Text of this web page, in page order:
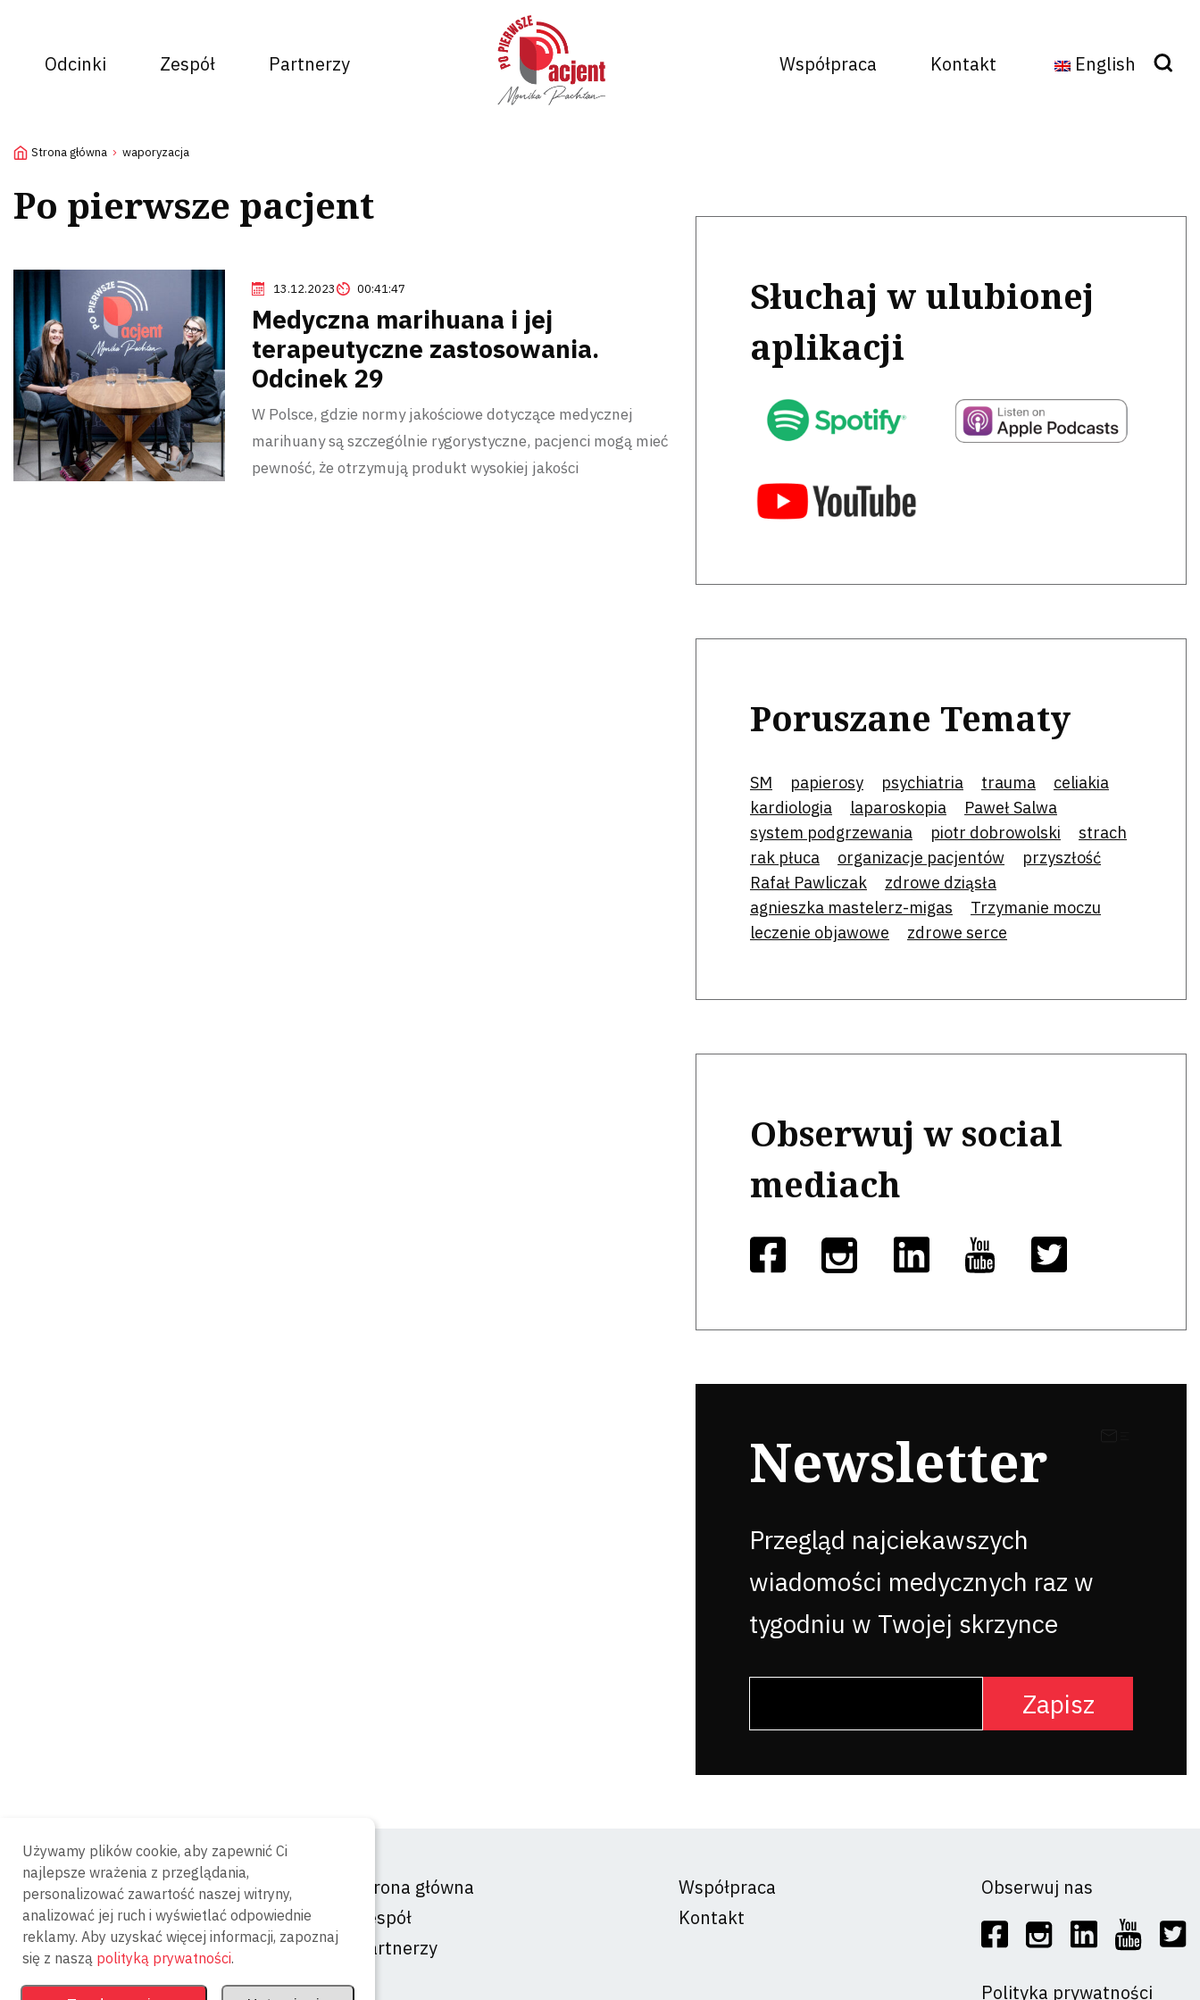
Odcinki Zespół Partnerzy Współpraca Kontakt English
Strona główna waporyzacja
Po pierwsze pacjent
13.12.2023 00:41:47
Medyczna marihuana i jej
terapeutyczne zastosowania.
Odcinek 29
W Polsce, gdzie normy jakościowe dotyczące medycznej
marihuany są szczególnie rygorystyczne, pacjenci mogą mieć
pewność, że otrzymują produkt wysokiej jakości
Słuchaj w ulubionej
aplikacji
Poruszane Tematy
SM papierosy psychiatria trauma
celiakia
kardiologia
laparoskopia
Paweł Salwa
system podgrzewania
piotr dobrowolski
strach
rak płuca
organizacje pacjentów
przyszłość
Rafał Pawliczak
zdrowe dziąsła
agnieszka mastelerz-migas
Trzymanie moczu
leczenie objawowe
zdrowe serce
Obserwuj w social
mediach
Newsletter
Przegląd najciekawszych
wiadomości medycznych raz w
tygodniu w Twojej skrzynce
Strona główna
Zespół
Partnerzy
Współpraca
Kontakt
Obserwuj nas
Polityka prywatności
Używamy plików cookie, aby zapewnić Ci
najlepsze wrażenia z przeglądania,
personalizować zawartość naszej witryny,
analizować jej ruch i wyświetlać odpowiednie
reklamy. Aby uzyskać więcej informacji, zapoznaj
się z naszą polityką prywatności.